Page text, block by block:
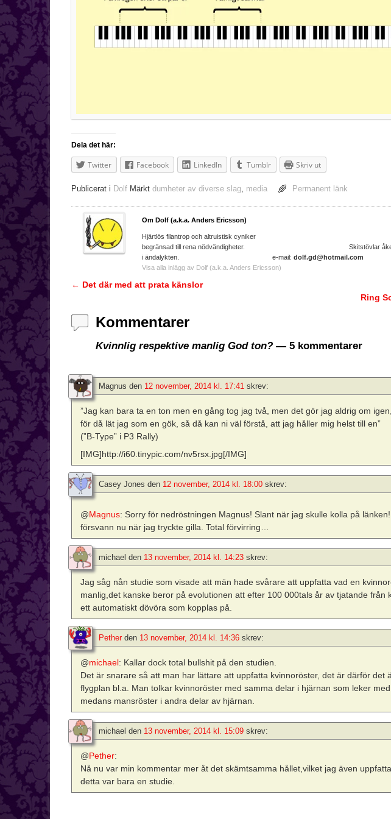
Dela det här:
Twitter Facebook LinkedIn Tumblr Skriv ut
Publicerat i Dolf Märkt dumheter av diverse slag media Permanent länk
Om Dolf (a.k.a. Anders Ericsson)
Hjärtlös filantrop och altruistisk cyniker
begränsad till rena nödvändigheter. Skitstövlar åker ut
i ändalykten. e-mail: dolf.gd@hotmail.com
Visa alla inlägg av Dolf (a.k.a. Anders Ericsson)
Inläggsnavigering
← Det där med att prata känslor
Ring
Kommentarer
Kvinnlig respektive manlig God ton? — 5 kommentarer
Magnus den 12 november, 2014 kl. 17:41 skrev:
”Jag kan bara ta en ton men en gång tog jag två, men det gör jag aldrig om igen,
för då lät jag som en gök, så då kan ni väl förstå, att jag håller mig helst till en”
(”B-Type” i P3 Rally)
[IMG]http://i60.tinypic.com/nv5rsx.jpg[/IMG]
Casey Jones den 12 november, 2014 kl. 18:00 skrev:
@Magnus: Sorry för nedröstningen Magnus! Slant när jag skulle kolla på länken!
försvann nu när jag tryckte gilla. Total förvirring…
michael den 13 november, 2014 kl. 14:23 skrev:
Jag såg nån studie som visade att män hade svårare att uppfatta vad en
manlig,det kanske beror på evolutionen att efter 100 000tals år av tjatande från
ett automatiskt dövöra som kopplas på.
Pether den 13 november, 2014 kl. 14:36 skrev:
@michael: Kallar dock total bullshit på den studien.
Det är snarare så att man har lättare att uppfatta kvinnoröster, det är därför det
flygplan bl.a. Man tolkar kvinnoröster med samma delar i hjärnan som leker
medans mansröster i andra delar av hjärnan.
michael den 13 november, 2014 kl. 15:09 skrev:
@Pether:
Nå nu var min kommentar mer åt det skämtsamma hållet,vilket jag även
detta var bara en studie.